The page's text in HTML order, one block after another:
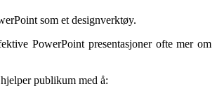
som et designverktøy.
PowerPoint presentasjoner ofte mer om
publikum med å: